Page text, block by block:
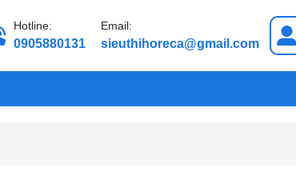
Hotline:
0905880131
Email:
sieuthihoreca@gmail.com